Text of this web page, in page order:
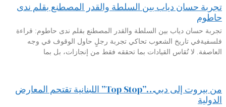
تجربة حسان دياب بين السلطة والقدر المصطنع بقلم ندى
حاطوم
تجربة حسان دياب بين السلطة والقدر المصطنع بقلم ندى حاطوم: قراءة
فلسفيةفي تاريخ الشعوب تحاكي تجربة رجلٍ حاول الوقوف في وجه
العاصفة. لا تُقاس القيادات بما تحققه فقط من إنجازات، بل بما
من بيروت إلى دبي…”Top Stop” اللبنانية تقتحم المعارض
الدولية